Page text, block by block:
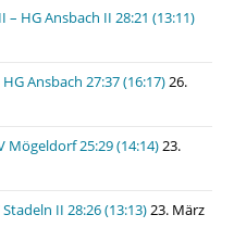
HG Ansbach II 28:21 (13:11)
Ansbach 27:37 (16:17)26.
Mögeldorf 25:29 (14:14)23.
II 28:26 (13:13)23. März